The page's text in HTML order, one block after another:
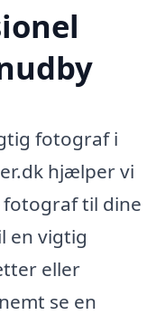
fotograf i
hjælper vi
til dine
en vigtig
eller
se en